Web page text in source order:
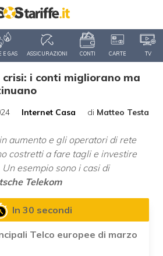
E GAS ASSICURAZIONI CONTI CARTE TV
crisi: i conti migliorano ma
Internet Casa di Matteo Testa
aumento e gli operatori di rete
costretti a fare tagli e investire
esempio sono i casi di
Telekom
In 30 secondi
Telco europee di marzo